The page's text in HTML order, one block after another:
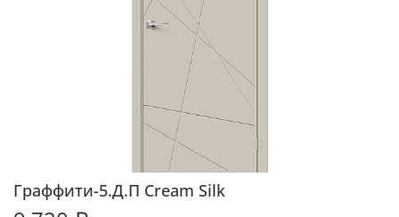
Граффити-5.Д.П Cream Silk